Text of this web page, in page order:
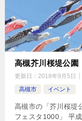
高槻芥川桜堤公園
更新日： 2018年9月5日
高槻市
イベント
高槻市の「芥川桜堤
フェスタ1000」 平